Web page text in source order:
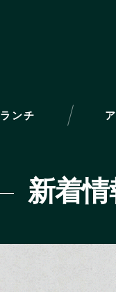
ランチ
新着情